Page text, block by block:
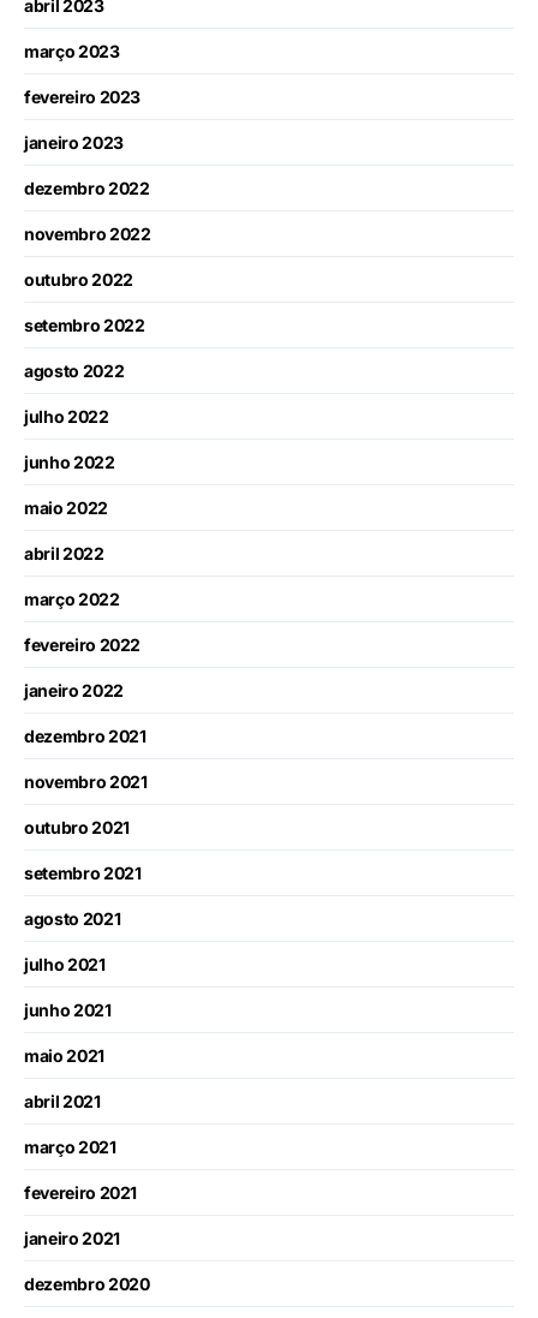
abril 2023
março 2023
fevereiro 2023
janeiro 2023
dezembro 2022
novembro 2022
outubro 2022
setembro 2022
agosto 2022
julho 2022
junho 2022
maio 2022
abril 2022
março 2022
fevereiro 2022
janeiro 2022
dezembro 2021
novembro 2021
outubro 2021
setembro 2021
agosto 2021
julho 2021
junho 2021
maio 2021
abril 2021
março 2021
fevereiro 2021
janeiro 2021
dezembro 2020